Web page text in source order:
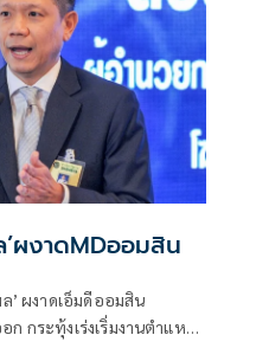
’ผงาดMDออมสิน
ล’ ผงาดเอ็มดีออมสิน
กระทุ้งเร่งเริ่มงานตำแหน่ง